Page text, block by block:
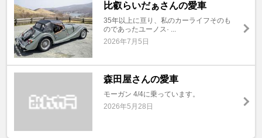
比叡らいだぁさんの愛車
35年以上に亘り、私のカーライフそのも
のであったユーノス· ...
2026年7月5日
森田屋さんの愛車
モーガン 4/4に乗っています。
2026年5月28日